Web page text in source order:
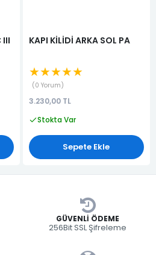
III KAPI KİLİDİ ARKA SOL PA
★★★★★
0 Yorum
3.230,00 TL
Stokta Var
Sepete Ekle
GÜVENLI ÖDEME
256Bit SSL Şifreleme